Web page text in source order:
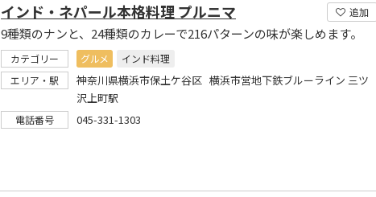
追加
インド・ネパール本格料理 プルニマ
9種類のナンと、24種類のカレーで216パターンの味が楽しめます。
カテゴリー グルメ
インド料理
エリア・駅
神奈川県横浜市保土ケ谷区 横浜市営地下鉄ブルーライン 三ツ
沢上町駅
電話番号 045-331-1303